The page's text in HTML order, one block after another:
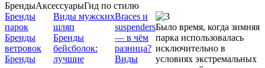
БрендыАксессуарыГид по стилю
Бренды
парок
Бренды
ветровок
Бренды
Виды мужских
шляп
Бренды
бейсболок:
лучшие
Braces и
suspenders
— в чём
разница?
Виды
Было время, когда зимняя
парка использовалась
исключительно в
условиях экстремальных